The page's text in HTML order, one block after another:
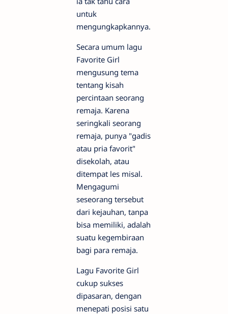
untuk
mengungkapkannya.
Secara umum lagu
Favorite Girl
mengusung tema
tentang kisah
percintaan seorang
remaja. Karena
seringkali seorang
remaja, punya "gadis
atau pria favorit"
disekolah, atau
ditempat les misal.
Mengagumi
seseorang tersebut
dari kejauhan, tanpa
bisa memiliki, adalah
suatu kegembiraan
bagi para remaja.
Lagu Favorite Girl
cukup sukses
dipasaran, dengan
menepati posisi satu